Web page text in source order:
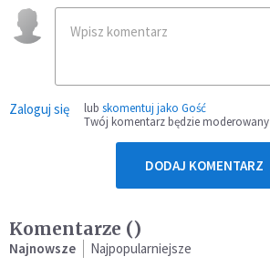
Zaloguj się lub skomentuj jako Gość
Twój komentarz będzie moderowany
DODAJ KOMENTARZ
Komentarze ()
Najnowsze Najpopularniejsze